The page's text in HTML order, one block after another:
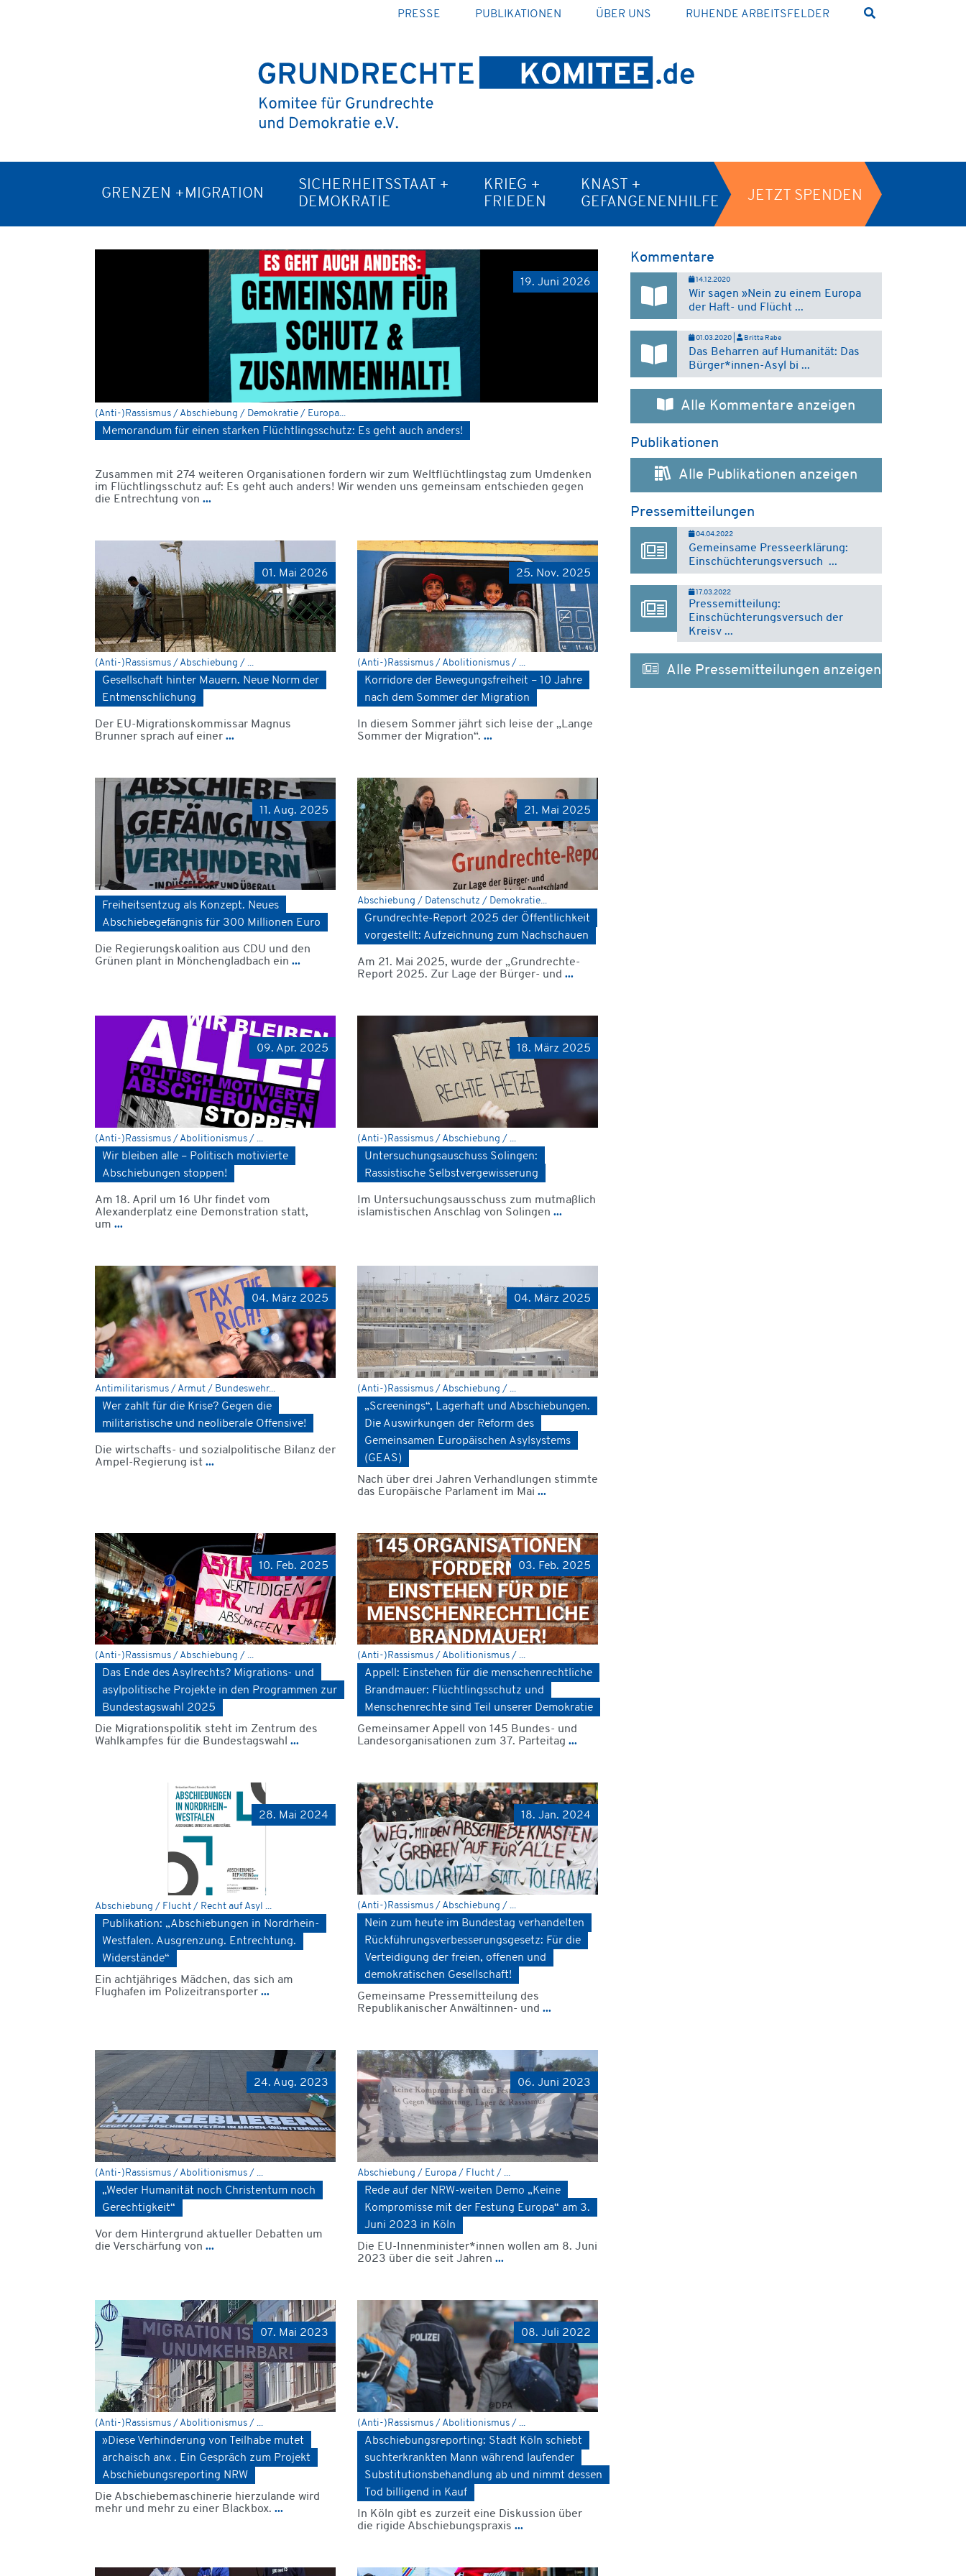
PRESSE PUBLIKATIONEN ÜBER UNS RUHENDE ARBEITSFELDER
GRENZEN +MIGRATION
SICHERHEITSSTAAT +
DEMOKRATIE
KRIEG +
FRIEDEN
KNAST +
GEFANGENENHILFE
JETZT SPENDEN
19. Juni 2026
(Anti-)Rassismus / Abschiebung / Demokratie / Europa...
Memorandum für einen starken Flüchtlingsschutz: Es geht auch anders!
Zusammen mit 274 weiteren Organisationen fordern wir zum Weltflüchtlingstag zum Umdenken
im Flüchtlingsschutz auf: Es geht auch anders! Wir wenden uns gemeinsam entschieden gegen
die Entrechtung von ...
01. Mai 2026
(Anti-)Rassismus / Abschiebung / ...
Gesellschaft hinter Mauern. Neue Norm der
Entmenschlichung
Der EU-Migrationskommissar Magnus
Brunner sprach auf einer ...
25. Nov. 2025
(Anti-)Rassismus / Abolitionismus / ...
Korridore der Bewegungsfreiheit – 10 Jahre
nach dem Sommer der Migration
In diesem Sommer jährt sich leise der „Lange
Sommer der Migration“. ...
11. Aug. 2025
Freiheitsentzug als Konzept. Neues
Abschiebegefängnis für 300 Millionen Euro
Die Regierungskoalition aus CDU und den
Grünen plant in Mönchengladbach ein ...
21. Mai 2025
Abschiebung / Datenschutz / Demokratie...
Grundrechte-Report 2025 der Öffentlichkeit
vorgestellt: Aufzeichnung zum Nachschauen
Am 21. Mai 2025, wurde der „Grundrechte-
Report 2025. Zur Lage der Bürger- und ...
09. Apr. 2025
(Anti-)Rassismus / Abolitionismus / ...
Wir bleiben alle – Politisch motivierte
Abschiebungen stoppen!
Am 18. April um 16 Uhr findet vom
Alexanderplatz eine Demonstration statt,
um ...
18. März 2025
(Anti-)Rassismus / Abschiebung / ...
Untersuchungsauschuss Solingen:
Rassistische Selbstvergewisserung
Im Untersuchungsausschuss zum mutmaßlich
islamistischen Anschlag von Solingen ...
04. März 2025
Antimilitarismus / Armut / Bundeswehr...
Wer zahlt für die Krise? Gegen die
militaristische und neoliberale Offensive!
Die wirtschafts- und sozialpolitische Bilanz der
Ampel-Regierung ist ...
04. März 2025
(Anti-)Rassismus / Abschiebung / ...
„Screenings“, Lagerhaft und Abschiebungen.
Die Auswirkungen der Reform des
Gemeinsamen Europäischen Asylsystems
(GEAS)
Nach über drei Jahren Verhandlungen stimmte
das Europäische Parlament im Mai ...
10. Feb. 2025
(Anti-)Rassismus / Abschiebung / ...
Das Ende des Asylrechts? Migrations- und
asylpolitische Projekte in den Programmen zur
Bundestagswahl 2025
Die Migrationspolitik steht im Zentrum des
Wahlkampfes für die Bundestagswahl ...
03. Feb. 2025
(Anti-)Rassismus / Abolitionismus / ...
Appell: Einstehen für die menschenrechtliche
Brandmauer: Flüchtlingsschutz und
Menschenrechte sind Teil unserer Demokratie
Gemeinsamer Appell von 145 Bundes- und
Landesorganisationen zum 37. Parteitag ...
28. Mai 2024
Abschiebung / Flucht / Recht auf Asyl ...
Publikation: „Abschiebungen in Nordrhein-
Westfalen. Ausgrenzung. Entrechtung.
Widerstände“
Ein achtjähriges Mädchen, das sich am
Flughafen im Polizeitransporter ...
18. Jan. 2024
(Anti-)Rassismus / Abschiebung / ...
Nein zum heute im Bundestag verhandelten
Rückführungsverbesserungsgesetz: Für die
Verteidigung der freien, offenen und
demokratischen Gesellschaft!
Gemeinsame Pressemitteilung des
Republikanischer Anwältinnen- und ...
24. Aug. 2023
(Anti-)Rassismus / Abolitionismus / ...
„Weder Humanität noch Christentum noch
Gerechtigkeit“
Vor dem Hintergrund aktueller Debatten um
die Verschärfung von ...
06. Juni 2023
Abschiebung / Europa / Flucht / ...
Rede auf der NRW-weiten Demo „Keine
Kompromisse mit der Festung Europa“ am 3.
Juni 2023 in Köln
Die EU-Innenminister*innen wollen am 8. Juni
2023 über die seit Jahren ...
07. Mai 2023
(Anti-)Rassismus / Abolitionismus / ...
»Diese Verhinderung von Teilhabe mutet
archaisch an« . Ein Gespräch zum Projekt
Abschiebungsreporting NRW
Die Abschiebemaschinerie hierzulande wird
mehr und mehr zu einer Blackbox. ...
08. Juli 2022
(Anti-)Rassismus / Abolitionismus / ...
Abschiebungsreporting: Stadt Köln schiebt
suchterkrankten Mann während laufender
Substitutionsbehandlung ab und nimmt dessen
Tod billigend in Kauf
In Köln gibt es zurzeit eine Diskussion über
die rigide Abschiebungspraxis ...
Kommentare
14.12.2020
Wir sagen »Nein zu einem Europa
der Haft- und Flücht ...
01.03.2020 | Britta Rabe
Das Beharren auf Humanität: Das
Bürger*innen-Asyl bi ...
Alle Kommentare anzeigen
Publikationen
Alle Publikationen anzeigen
Pressemitteilungen
04.04.2022
Gemeinsame Presseerklärung:
Einschüchterungsversuch ...
17.03.2022
Pressemitteilung:
Einschüchterungsversuch der
Kreisv ...
Alle Pressemitteilungen anzeigen